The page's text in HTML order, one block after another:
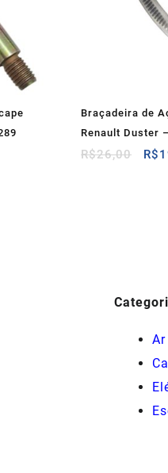
Braçadeira de
Renault Duster
R$26,00
O
R$